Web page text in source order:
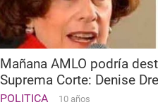
Mañana AMLO podría
Suprema Corte: Denise
POLITICA 10 años